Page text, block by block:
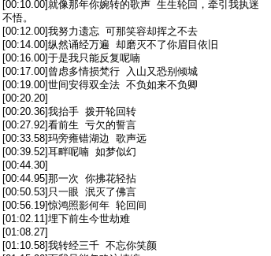
[00:10.00]就像那年你婉转的歌声 生生轮回，牵引我执迷
不悟。
[00:12.00]我努力遗忘 可那笑容却挥之不去
[00:14.00]纵然诵经万遍 却磨灭不了你眉目依旧
[00:16.00]于是我只能反复呢喃
[00:17.00]曾虑多情损梵行 入山又恐别倾城
[00:19.00]世间安得双全法 不负如来不负卿
[00:20.20]
[00:20.36]我抬手 拨开轮回转
[00:27.92]看前生 亏欠的誓言
[00:33.58]玛旁雍错湖边 歌声远
[00:39.52]耳畔呢喃 如梦似幻
[00:44.30]
[00:44.95]那一次 你拂花轻拈
[00:50.53]只一眼 泯灭了佛言
[00:56.19]惊鸿照影何年 轮回间
[01:02.11]埋下前生今世劫难
[01:08.27]
[01:10.58]我转经三千 不忘你笑颜